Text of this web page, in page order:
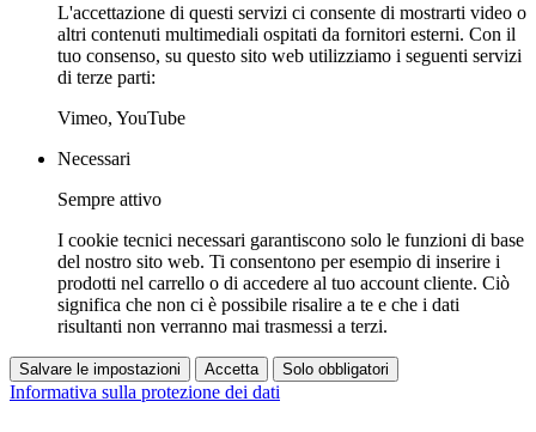
L'accettazione di questi servizi ci consente di mostrarti video o
altri contenuti multimediali ospitati da fornitori esterni. Con il
tuo consenso, su questo sito web utilizziamo i seguenti servizi
di terze parti:
Vimeo, YouTube
Necessari
Sempre attivo
I cookie tecnici necessari garantiscono solo le funzioni di base
del nostro sito web. Ti consentono per esempio di inserire i
prodotti nel carrello o di accedere al tuo account cliente. Ciò
significa che non ci è possibile risalire a te e che i dati
risultanti non verranno mai trasmessi a terzi.
Salvare le impostazioni Accetta Solo obbligatori
Informativa sulla protezione dei dati